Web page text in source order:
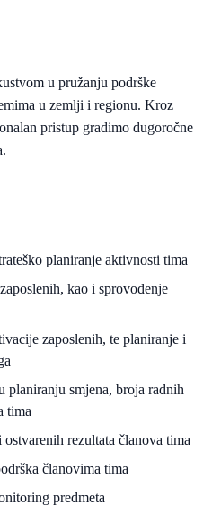
u pružanju podrške
u zemlji i regionu. Kroz
pristup gradimo dugoročne
planiranje aktivnosti tima
kao i sprovođenje
zaposlenih, te planiranje i
planiranju smjena, broja radnih
tima
rezultata članova tima
članovima tima
predmeta